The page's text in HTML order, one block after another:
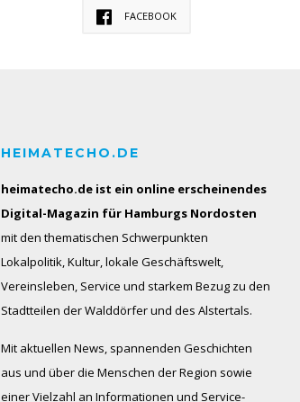
FACEBOOK
HEIMATECHO.DE
heimatecho.de ist ein online erscheinendes
Digital-Magazin für Hamburgs Nordosten
mit den thematischen Schwerpunkten
Lokalpolitik, Kultur, lokale Geschäftswelt,
Vereinsleben, Service und starkem Bezug zu den
Stadtteilen der Walddörfer und des Alstertals.
Mit aktuellen News, spannenden Geschichten
aus und über die Menschen der Region sowie
einer Vielzahl an Informationen und Service-